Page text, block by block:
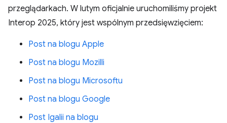
przeglądarkach. W lutym oficjalnie uruchomiliśmy projekt
Interop 2025, który jest wspólnym przedsięwzięciem:
Post na blogu Apple
Post na blogu Mozilli
Post na blogu Microsoftu
Post na blogu Google
Post Igalii na blogu